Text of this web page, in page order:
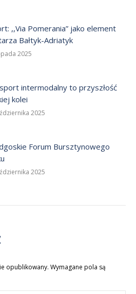
,,Via Pomerania” jako element
Bałtyk-Adriatyk
2025
intermodalny to przyszłość
kolei
2025
Forum Bursztynowego
2025
opublikowany. Wymagane pola są